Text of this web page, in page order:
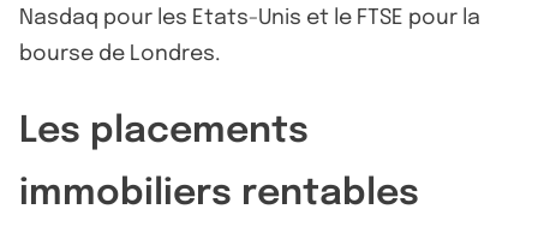
Nasdaq pour les Etats-Unis et le FTSE pour la
bourse de Londres.
Les placements
immobiliers rentables